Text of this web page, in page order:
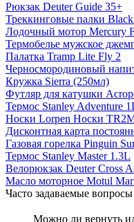
Рюкзак Deuter Guide 35+
Треккинговые палки
Лодочный мотор Mercury
Термобелье мужское
Палатка Tramp Lite Fly 2
Черносмородиновый
Кружка Sierra (250мл)
Футляр для катушки
Термос Stanley Adventure
Носки Lorpen Носки
Дисконтная карта
Газовая горелка Pinguin
Термос Stanley Master 1.3L
Велорюкзак Deuter Cross
Масло моторное Motul
Часто задаваемые вопросы
Можно ли вернуть